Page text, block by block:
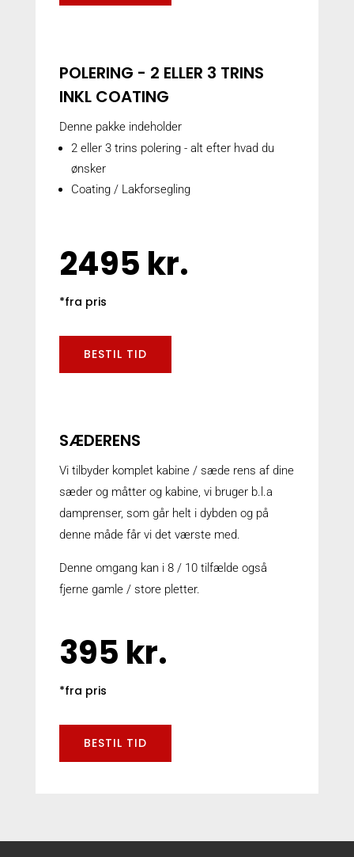
POLERING - 2 ELLER 3 TRINS
INKL COATING
Denne pakke indeholder
2 eller 3 trins polering - alt efter hvad du
ønsker
Coating / Lakforsegling
2495 kr.
*fra pris
BESTIL TID
SÆDERENS
Vi tilbyder komplet kabine / sæde rens af dine
sæder og måtter og kabine, vi bruger b.l.a
damprenser, som går helt i dybden og på
denne måde får vi det værste med.
Denne omgang kan i 8 / 10 tilfælde også
fjerne gamle / store pletter.
395 kr.
*fra pris
BESTIL TID